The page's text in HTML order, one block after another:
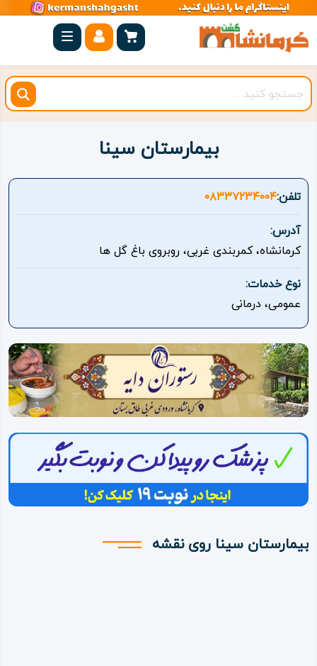
صفحه
اصلی
کرمانشاه
شهرستان
بیستون
روستاهای
هدف
اقامتگاه
ویدئو
درباره
ما
بیمارستان سینا
تلفن:۰۸۳۳۷۲۳۴۰۰۴
آدرس:
کرمانشاه، کمربندی غربی، روبروی باغ گل ها
نوع خدمات:
عمومی، درمانی
بیمارستان سینا روی نقشه